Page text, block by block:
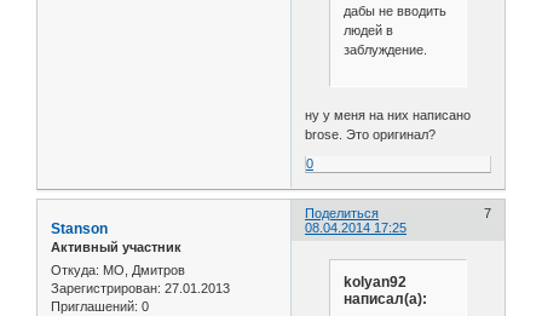
дабы не вводить
людей в
заблуждение.
ну у меня на них написано
brose. Это оригинал?
0
Поделиться
7
08.04.2014 17:25
Stanson
Активный участник
Откуда: МО, Дмитров
Зарегистрирован: 27.01.2013
Приглашений: 0
kolyan92
написал(а):